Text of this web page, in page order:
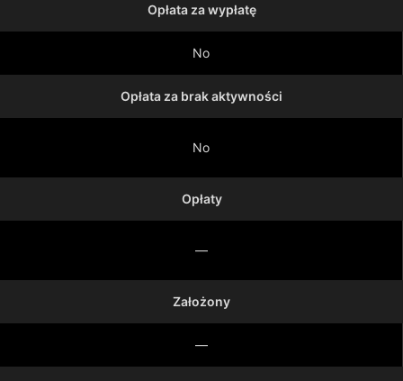
Opłata za wypłatę
No
Opłata za brak aktywności
No
Opłaty
—
Założony
—